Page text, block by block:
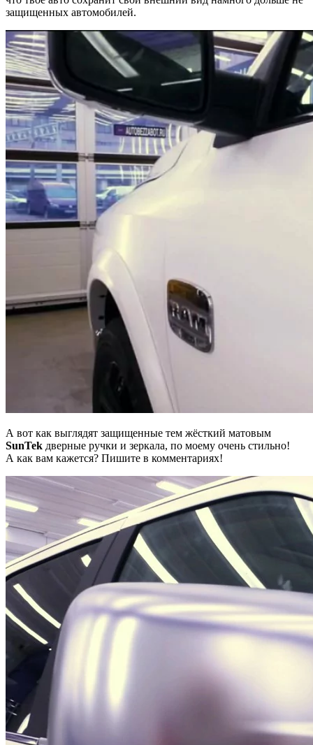
защищенных автомобилей.
А вот как выглядят защищенные тем жёсткий матовым
SunTek дверные ручки и зеркала, по моему очень стильно!
А как вам кажется? Пишите в комментариях!